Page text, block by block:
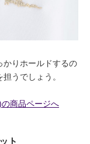
かりホールドするの
うでしょう。
商品ページへ
ト